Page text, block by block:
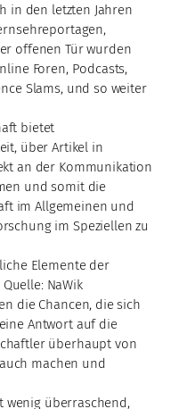
in den letzten Jahren
offenen Tür wurden
Foren, Podcasts,
Slams, und so weiter
bietet
über Artikel in
an der Kommunikation
und somit die
im Allgemeinen und
im Speziellen zu
Elemente der
NaWik
die Chancen, die sich
Antwort auf die
überhaupt von
machen und
wenig überraschend,